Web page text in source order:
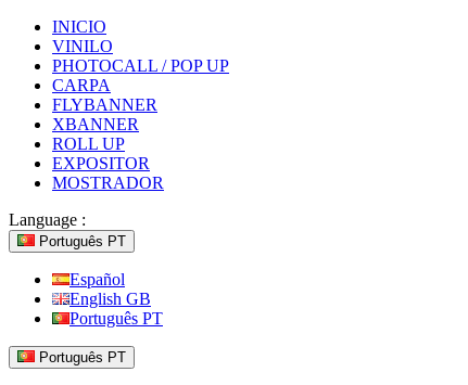
INICIO
VINILO
PHOTOCALL / POP UP
CARPA
FLYBANNER
XBANNER
ROLL UP
EXPOSITOR
MOSTRADOR
Language :
Português PT
Español
English GB
Português PT
Português PT